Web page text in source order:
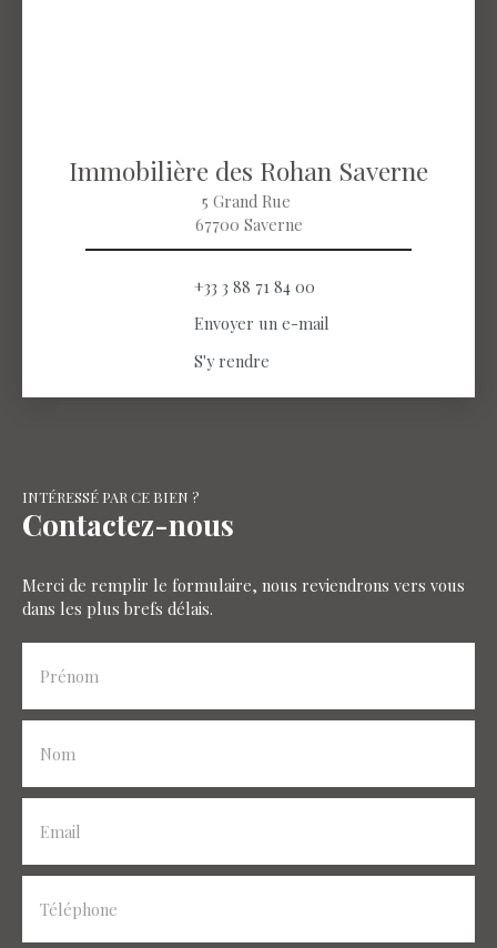
Immobilière des Rohan Saverne
5 Grand Rue
67700 Saverne
+33 3 88 71 84 00
Envoyer un e-mail
S'y rendre
INTÉRESSÉ PAR CE BIEN ?
Contactez-nous
Merci de remplir le formulaire, nous reviendrons vers vous
dans les plus brefs délais.
Prénom
Nom
Email
Téléphone